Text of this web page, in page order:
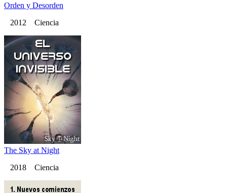
Orden y Desorden
2012 Ciencia
The Sky at Night
2018 Ciencia